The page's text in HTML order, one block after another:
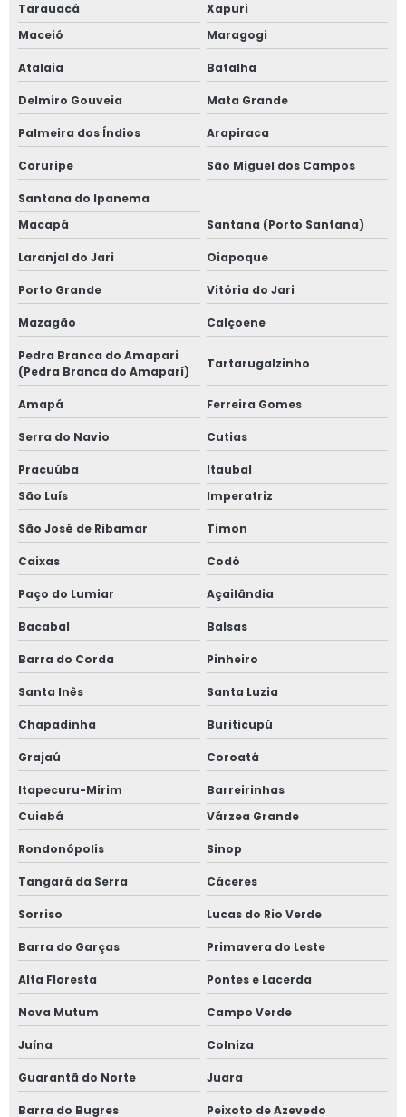
Tarauacá
Xapuri
Maceió
Maragogi
Atalaia Batalha
Delmiro Gouveia Mata Grande
Palmeira dos Índios Arapiraca
Coruripe São Miguel dos Campos
Santana do Ipanema
Macapá
Santana (Porto Santana)
Laranjal do Jari Oiapoque
Porto Grande Vitória do Jari
Mazagão Calçoene
Pedra Branca do Amapari
(Pedra Branca do Amaparí)
Tartarugalzinho
Amapá Ferreira Gomes
Serra do Navio Cutias
Pracuúba
Itaubal
São Luís
Imperatriz
São José de Ribamar Timon
Caixas Codó
Paço do Lumiar Açailândia
Bacabal Balsas
Barra do Corda Pinheiro
Santa Inês Santa Luzia
Chapadinha Buriticupú
Grajaú Coroatá
Itapecuru-Mirim
Barreirinhas
Cuiabá
Várzea Grande
Rondonópolis Sinop
Tangará da Serra Cáceres
Sorriso Lucas do Rio Verde
Barra do Garças Primavera do Leste
Alta Floresta Pontes e Lacerda
Nova Mutum Campo Verde
Juína Colniza
Guarantã do Norte Juara
Barra do Bugres Peixoto de Azevedo